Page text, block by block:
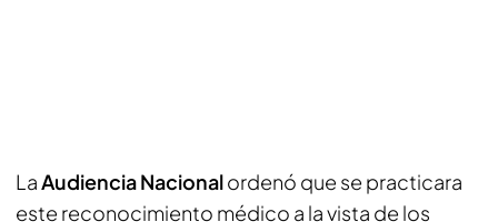
LaAudiencia Nacionalordenó que se practicara
este reconocimiento médico a la vista de los